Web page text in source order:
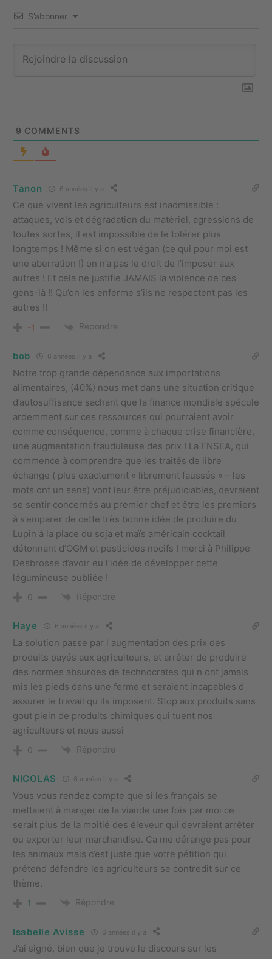
S’abonner
9 COMMENTS
Tanon 6 années il y a
Ce que vivent les agriculteurs est inadmissible :
attaques, vols et dégradation du matériel, agressions de
toutes sortes, il est impossible de le tolérer plus
longtemps ! Même si on est végan (ce qui pour moi est
une aberration !) on n’a pas le droit de l’imposer aux
autres ! Et cela ne justifie JAMAIS la violence de ces
gens-là !! Qu’on les enferme s’ils ne respectent pas les
autres !!
-1 Répondre
bob 6 années il y a
Notre trop grande dépendance aux importations
alimentaires, (40%) nous met dans une situation critique
d’autosuffisance sachant que la finance mondiale spécule
ardemment sur ces ressources qui pourraient avoir
comme conséquence, comme à chaque crise financière,
une augmentation frauduleuse des prix ! La FNSEA, qui
commence à comprendre que les traités de libre
échange ( plus exactement « librement faussés » – les
mots ont un sens) vont leur être préjudiciables, devraient
se sentir concernés au premier chef et être les premiers
à s’emparer de cette très bonne idée de produire du
Lupin à la place du soja et maïs américain cocktail
détonnant d’OGM et pesticides nocifs ! merci à Philippe
Desbrosse d’avoir eu l’idée de développer cette
légumineuse oubliée !
0 Répondre
Haye 6 années il y a
La solution passe par l augmentation des prix des
produits payés aux agriculteurs, et arrêter de produire
des normes absurdes de technocrates qui n ont jamais
mis les pieds dans une ferme et seraient incapables d
assurer le travail qu ils imposent. Stop aux produits sans
gout plein de produits chimiques qui tuent nos
agriculteurs et nous aussi
0 Répondre
NICOLAS 6 années il y a
Vous vous rendez compte que si les français se
mettaient à manger de la viande une fois par moi ce
serait plus de la moitié des éleveur qui devraient arrêter
ou exporter leur marchandise. Ca me dérange pas pour
les animaux mais c’est juste que votre pétition qui
prétend défendre les agriculteurs se contredit sur ce
thème.
1 Répondre
Isabelle Avisse 6 années il y a
J’ai signé, bien que je trouve le discours sur les